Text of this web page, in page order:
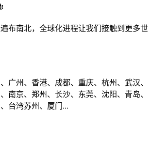
!
布南北，全球化进程让我们接触到更多世
广州、香港、成都、重庆、杭州、武汉、
南京、郑州、长沙、东莞、沈阳、青岛、
台湾苏州、厦门...